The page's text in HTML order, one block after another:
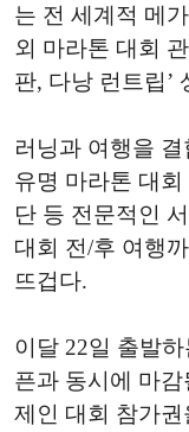
는 전 세계적 메
외 마라톤 대회
판, 다낭 런트립’
러닝과 여행을
유명 마라톤 대
단 등 전문적인
대회 전/후 여행
뜨겁다.
이달 22일 출발하
픈과 동시에 마
제인 대회 참가